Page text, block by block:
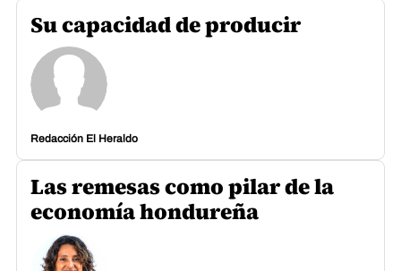
Su capacidad de producir
Redacción El Heraldo
Las remesas como pilar de la
economía hondureña